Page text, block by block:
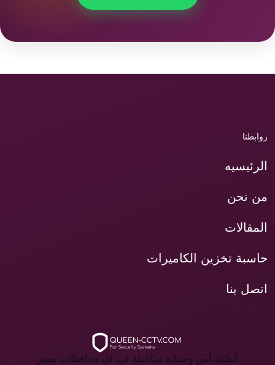
روابطنا
الرئيسيه
من نحن
المقالات
حاسبة تخزين الكاميرات
اتصل بنا
أنظمة أمن وحماية متكاملة في كل محافظات مصر